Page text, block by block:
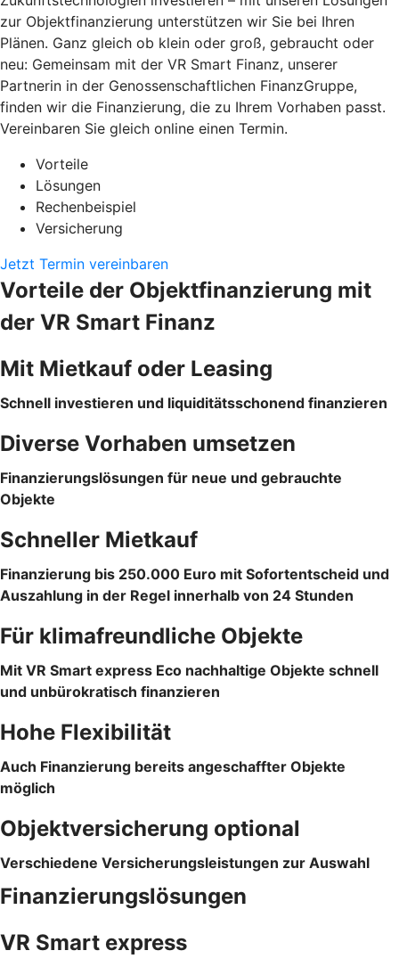
zur Objektfinanzierung unterstützen wir Sie bei Ihren
Plänen. Ganz gleich ob klein oder groß, gebraucht oder
neu: Gemeinsam mit der VR Smart Finanz, unserer
Partnerin in der Genossenschaftlichen FinanzGruppe,
finden wir die Finanzierung, die zu Ihrem Vorhaben passt.
Vereinbaren Sie gleich online einen Termin.
Vorteile
Lösungen
Rechenbeispiel
Versicherung
Jetzt Termin vereinbaren
Vorteile der Objektfinanzierung mit
der VR Smart Finanz
Mit Mietkauf oder Leasing
Schnell investieren und liquiditätsschonend finanzieren
Diverse Vorhaben umsetzen
Finanzierungslösungen für neue und gebrauchte
Objekte
Schneller Mietkauf
Finanzierung bis 250.000 Euro mit Sofortentscheid und
Auszahlung in der Regel innerhalb von 24 Stunden
Für klimafreundliche Objekte
Mit VR Smart express Eco nachhaltige Objekte schnell
und unbürokratisch finanzieren
Hohe Flexibilität
Auch Finanzierung bereits angeschaffter Objekte
möglich
Objektversicherung optional
Verschiedene Versicherungsleistungen zur Auswahl
Finanzierungslösungen
VR Smart express